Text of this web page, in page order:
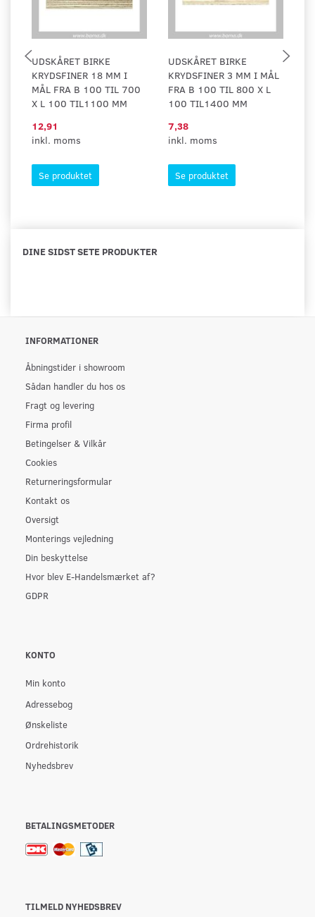
UDSKÅRET BIRKE
KRYDSFINER 18 MM I
MÅL FRA B 100 TIL 700
X L 100 TIL1100 MM
12,91
inkl. moms
Se produktet
UDSKÅRET BIRKE
KRYDSFINER 3 MM I MÅL
FRA B 100 TIL 800 X L
100 TIL1400 MM
7,38
inkl. moms
Se produktet
DINE SIDST SETE PRODUKTER
INFORMATIONER
Åbningstider i showroom
Sådan handler du hos os
Fragt og levering
Firma profil
Betingelser & Vilkår
Cookies
Returneringsformular
Kontakt os
Oversigt
Monterings vejledning
Din beskyttelse
Hvor blev E-Handelsmærket af?
GDPR
KONTO
Min konto
Adressebog
Ønskeliste
Ordrehistorik
Nyhedsbrev
BETALINGSMETODER
TILMELD NYHEDSBREV